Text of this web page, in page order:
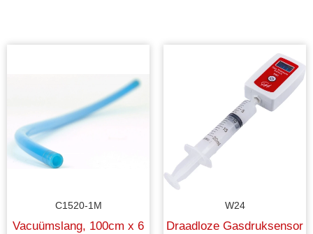
C1520-1M
Vacuümslang, 100cm x 6
W24
Draadloze Gasdruksensor